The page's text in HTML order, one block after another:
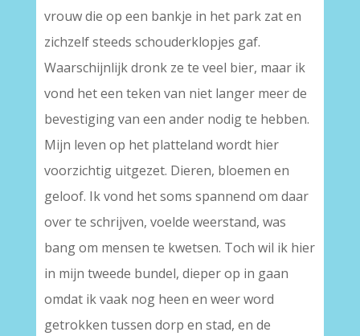
vrouw die op een bankje in het park zat en
zichzelf steeds schouderklopjes gaf.
Waarschijnlijk dronk ze te veel bier, maar ik
vond het een teken van niet langer meer de
bevestiging van een ander nodig te hebben.
Mijn leven op het platteland wordt hier
voorzichtig uitgezet. Dieren, bloemen en
geloof. Ik vond het soms spannend om daar
over te schrijven, voelde weerstand, was
bang om mensen te kwetsen. Toch wil ik hier
in mijn tweede bundel, dieper op in gaan
omdat ik vaak nog heen en weer word
getrokken tussen dorp en stad, en de